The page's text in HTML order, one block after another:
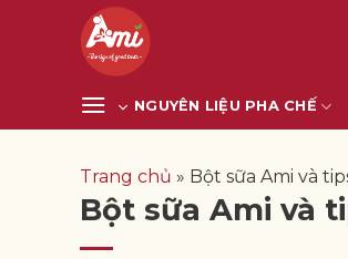
NGUYÊN LIỆU PHA CHẾ
Trang chủ » Bột sữa Ami và
Bột sữa Ami và